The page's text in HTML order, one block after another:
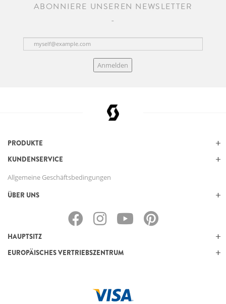
ABONNIERE UNSEREN NEWSLETTER
Anmelden
PRODUKTE
KUNDENSERVICE
Allgemeine Geschäftsbedingungen
ÜBER UNS
HAUPTSITZ
EUROPÄISCHES VERTRIEBSZENTRUM